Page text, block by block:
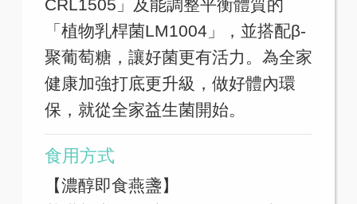
CRL1505」及能調整平衡體質的
「植物乳桿菌LM1004」，並搭配β-
聚葡萄糖，讓好菌更有活力。為全家
健康加強打底更升級，做好體內環
保，就從全家益生菌開始。
食用方式
【濃醇即食燕盞】